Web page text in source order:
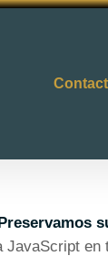
JavaScript en